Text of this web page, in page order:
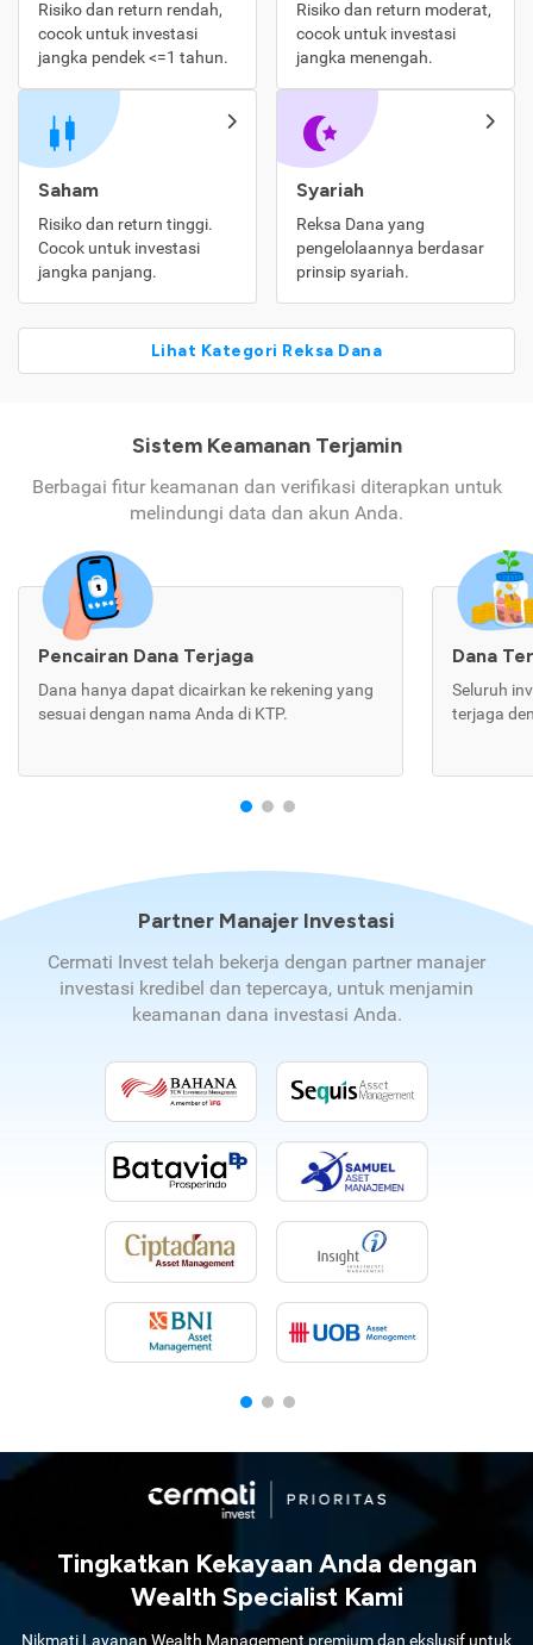
Risiko dan return rendah,
cocok untuk investasi
jangka pendek <=1 tahun.
Risiko dan return moderat,
cocok untuk investasi
jangka menengah.
Saham
Risiko dan return tinggi.
Cocok untuk investasi
jangka panjang.
Syariah
Reksa Dana yang
pengelolaannya berdasar
prinsip syariah.
Lihat Kategori Reksa Dana
Sistem Keamanan Terjamin
Berbagai fitur keamanan dan verifikasi diterapkan untuk
melindungi data dan akun Anda.
Pencairan Dana Terjaga
Dana hanya dapat dicairkan ke rekening yang
sesuai dengan nama Anda di KTP.
Dana
Seluruh
terjaga
Partner Manajer Investasi
Cermati Invest telah bekerja dengan partner manajer
investasi kredibel dan tepercaya, untuk menjamin
keamanan dana investasi Anda.
Tingkatkan Kekayaan Anda dengan
Wealth Specialist Kami
Nikmati Layanan Wealth Management premium dan ekslusif untuk